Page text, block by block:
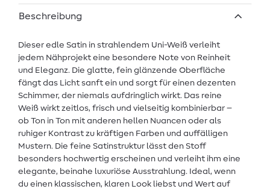
Beschreibung
Dieser edle Satin in strahlendem Uni-Weiß verleiht
jedem Nähprojekt eine besondere Note von Reinheit
und Eleganz. Die glatte, fein glänzende Oberfläche
fängt das Licht sanft ein und sorgt für einen dezenten
Schimmer, der niemals aufdringlich wirkt. Das reine
Weiß wirkt zeitlos, frisch und vielseitig kombinierbar –
ob Ton in Ton mit anderen hellen Nuancen oder als
ruhiger Kontrast zu kräftigen Farben und auffälligen
Mustern. Die feine Satinstruktur lässt den Stoff
besonders hochwertig erscheinen und verleiht ihm eine
elegante, beinahe luxuriöse Ausstrahlung. Ideal, wenn
du einen klassischen, klaren Look liebst und Wert auf